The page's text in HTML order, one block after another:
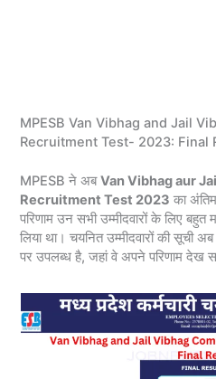
MPESB Van Vibhag and Jail
Recruitment Test- 2023: Final
MPESB ने अबVan Vibhag aur
Recruitment Test 2023 का
परिणाम उन सभी उम्मीदवारों के लिए बहुत
लिया था। चयनित उम्मीदवारों की सूची
पर उपलब्ध है, जहां वे अपने परिणाम देख